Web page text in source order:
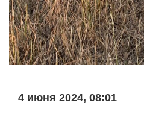
4 июня 2024, 08:01